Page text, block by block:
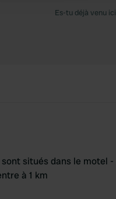
Es-tu déjà venu
situés dans le motel -
à 1 km